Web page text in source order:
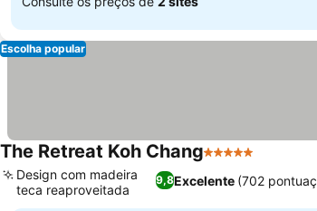
Escolha popular
The Retreat Koh Chang5 Estrelas
9,8Excelente (702
Design com madeira
teca reaproveitada